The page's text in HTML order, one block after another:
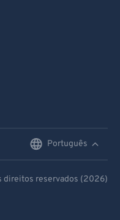
Português
direitos reservados (2026)